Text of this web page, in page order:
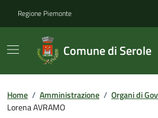
Regione Piemonte
Comune di Serole
Home / Amministrazione / Organi di
Lorena AVRAMO